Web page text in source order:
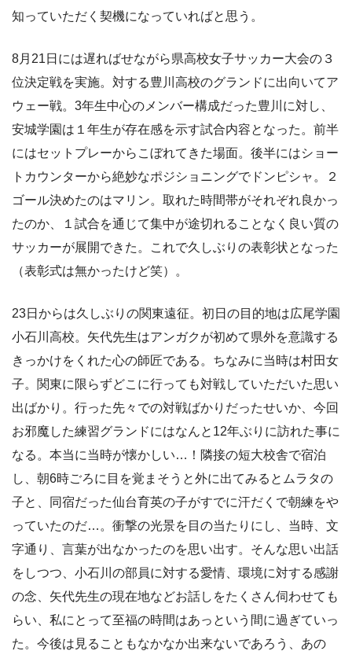
知っていただく契機になっていればと思う。
8月21日には遅ればせながら県高校女子サッカー大会の３
位決定戦を実施。対する豊川高校のグランドに出向いてア
ウェー戦。3年生中心のメンバー構成だった豊川に対し、
安城学園は１年生が存在感を示す試合内容となった。前半
にはセットプレーからこぼれてきた場面。後半にはショー
トカウンターから絶妙なポジショニングでドンピシャ。２
ゴール決めたのはマリン。取れた時間帯がそれぞれ良かっ
たのか、１試合を通じて集中が途切れることなく良い質の
サッカーが展開できた。これで久しぶりの表彰状となった
（表彰式は無かったけど笑）。
23日からは久しぶりの関東遠征。初日の目的地は広尾学園
小石川高校。矢代先生はアンガクが初めて県外を意識する
きっかけをくれた心の師匠である。ちなみに当時は村田女
子。関東に限らずどこに行っても対戦していただいた思い
出ばかり。行った先々での対戦ばかりだったせいか、今回
お邪魔した練習グランドにはなんと12年ぶりに訪れた事に
なる。本当に当時が懐かしい…！隣接の短大校舎で宿泊
し、朝6時ごろに目を覚まそうと外に出てみるとムラタの
子と、同宿だった仙台育英の子がすでに汗だくで朝練をや
っていたのだ…。衝撃の光景を目の当たりにし、当時、文
字通り、言葉が出なかったのを思い出す。そんな思い出話
をしつつ、小石川の部員に対する愛情、環境に対する感謝
の念、矢代先生の現在地などお話しをたくさん伺わせても
らい、私にとって至福の時間はあっという間に過ぎていっ
た。今後は見ることもなかなか出来ないであろう、あの